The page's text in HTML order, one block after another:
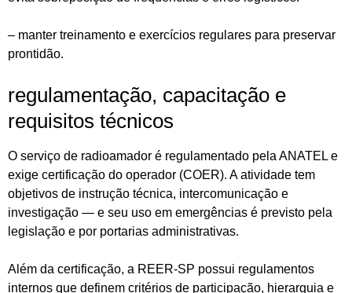
– manter treinamento e exercícios regulares para preservar
prontidão.
regulamentação, capacitação e
requisitos técnicos
O serviço de radioamador é regulamentado pela ANATEL e
exige certificação do operador (COER). A atividade tem
objetivos de instrução técnica, intercomunicação e
investigação — e seu uso em emergências é previsto pela
legislação e por portarias administrativas.
Além da certificação, a REER-SP possui regulamentos
internos que definem critérios de participação, hierarquia e